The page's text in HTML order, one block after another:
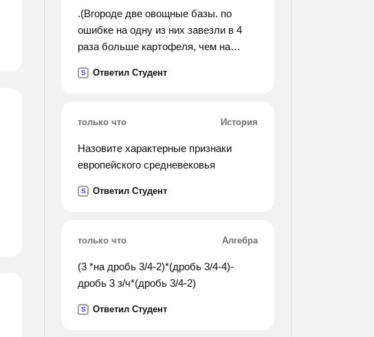
.(Вгороде две овощные базы. по
ошибке на одну из них завезли в 4
раза больше картофеля, чем на
картофеля на обеих базах, пришлось
картофеля было завезено на каждую
базу первоначально?).
S Ответил Студент
только что История
Назовите характерные признаки
европейского средневековья
S Ответил Студент
только что Алгебра
(3 *на дробь 3/4-2)*(дробь 3/4-4)-
дробь 3 з/ч*(дробь 3/4-2)
S Ответил Студент